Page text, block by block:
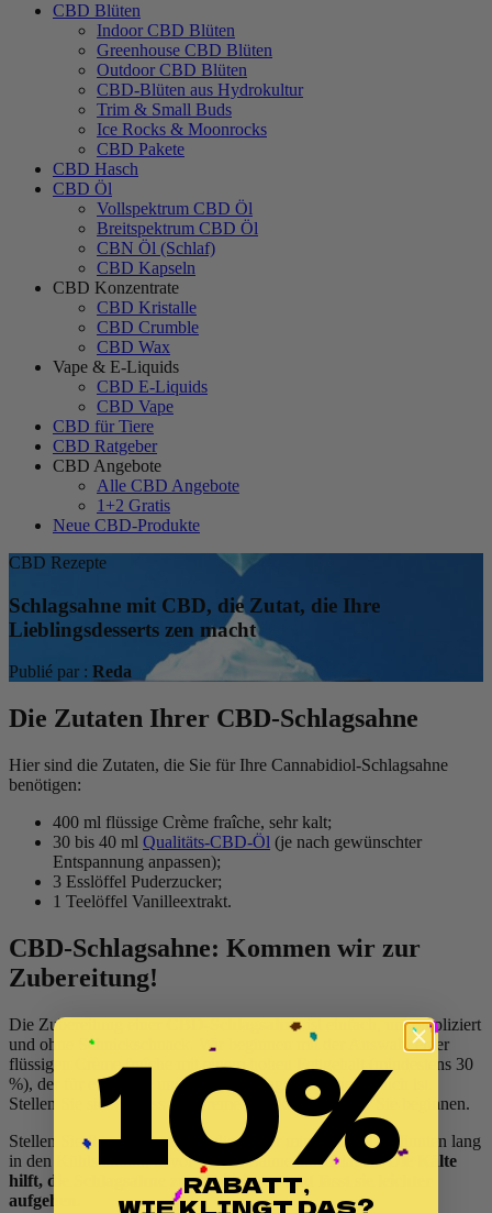
CBD Blüten
Indoor CBD Blüten
Greenhouse CBD Blüten
Outdoor CBD Blüten
CBD-Blüten aus Hydrokultur
Trim & Small Buds
Ice Rocks & Moonrocks
CBD Pakete
CBD Hasch
CBD Öl
Vollspektrum CBD Öl
Breitspektrum CBD Öl
CBN Öl (Schlaf)
CBD Kapseln
CBD Konzentrate
CBD Kristalle
CBD Crumble
CBD Wax
Vape & E-Liquids
CBD E-Liquids
CBD Vape
CBD für Tiere
CBD Ratgeber
CBD Angebote
Alle CBD Angebote
1+2 Gratis
Neue CBD-Produkte
CBD Rezepte
Schlagsahne mit CBD, die Zutat, die Ihre
Lieblingsdesserts zen macht
Publié par : Reda
Die Zutaten Ihrer CBD-Schlagsahne
Hier sind die Zutaten, die Sie für Ihre Cannabidiol-Schlagsahne
benötigen:
400 ml flüssige Crème fraîche, sehr kalt;
30 bis 40 ml Qualitäts-CBD-Öl (je nach gewünschter
Entspannung anpassen);
3 Esslöffel Puderzucker;
1 Teelöffel Vanilleextrakt.
CBD-Schlagsahne: Kommen wir zur
Zubereitung!
Die Zubereitung einer CBD-Schlagsahne ist einfach, unkompliziert
und ohne Schnickschnack. Wir beginnen mit der Auswahl einer
flüssigen Crème fraîche mit einem hohen Fettgehalt (mindestens 30
%), der für eine feste und luftige Schlagsahne unerlässlich ist.
Stellen Sie sicher, dass die Creme sehr kalt ist, bevor Sie beginnen.
Stellen Sie Ihre Schüssel und die Mixer mindestens 15 Minuten lang
in den Kühlschrank, bevor Sie die Sahne aufschlagen.Die Kälte
hilft, die Schlagsahne zu stabilisieren und lässt sie leichter
aufgehen.
10%
RABATT,